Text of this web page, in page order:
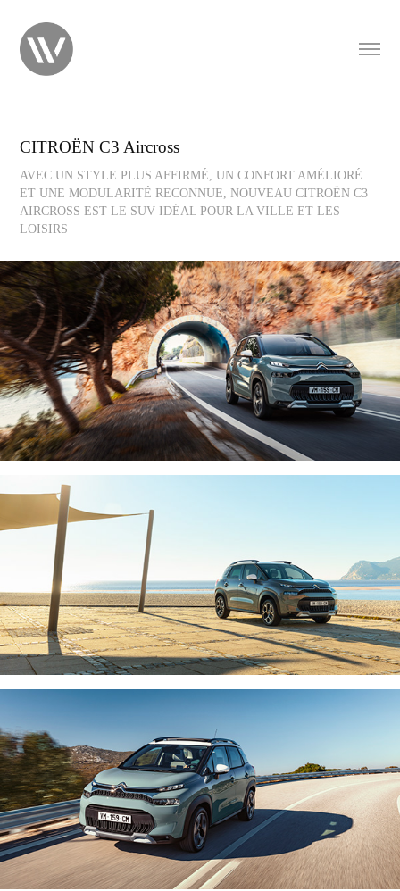
CITROËN C3 Aircross
AVEC UN STYLE PLUS AFFIRMÉ, UN CONFORT AMÉLIORÉ
ET UNE MODULARITÉ RECONNUE, NOUVEAU CITROËN C3
AIRCROSS EST LE SUV IDÉAL POUR LA VILLE ET LES
LOISIRS